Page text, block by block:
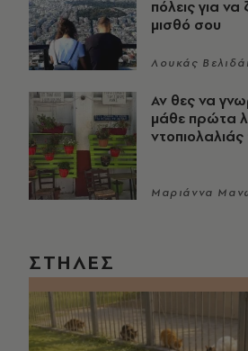
πόλεις για
μισθό σου
Λουκάς
Αν θες να
μάθε πρώτα
ντοπιολαλιάς
Μαριάννα
ΣΤΗΛΕΣ